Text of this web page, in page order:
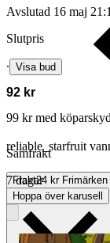
Avslutad 16 maj
Slutpris
∙ Visa bud
92 kr
99 kr med
reliable_starfruit
Frakt24 kr Frimärken
Samfrakt
7 dagar
Hoppa över karusell